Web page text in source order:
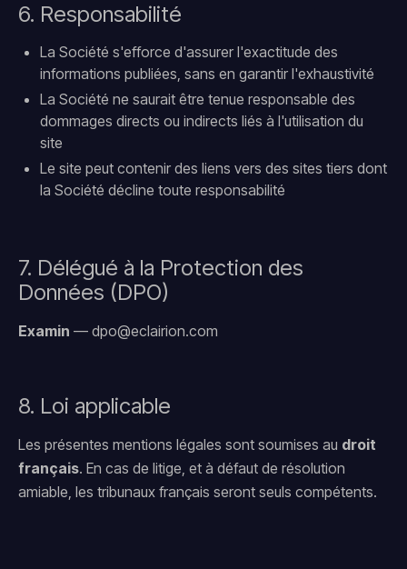
6. Responsabilité
La Société s'efforce d'assurer l'exactitude des
informations publiées, sans en garantir l'exhaustivité
La Société ne saurait être tenue responsable des
dommages directs ou indirects liés à l'utilisation du
site
Le site peut contenir des liens vers des sites tiers dont
la Société décline toute responsabilité
7. Délégué à la Protection des
Données (DPO)
Examin — dpo@eclairion.com
8. Loi applicable
Les présentes mentions légales sont soumises au droit
français. En cas de litige, et à défaut de résolution
amiable, les tribunaux français seront seuls compétents.